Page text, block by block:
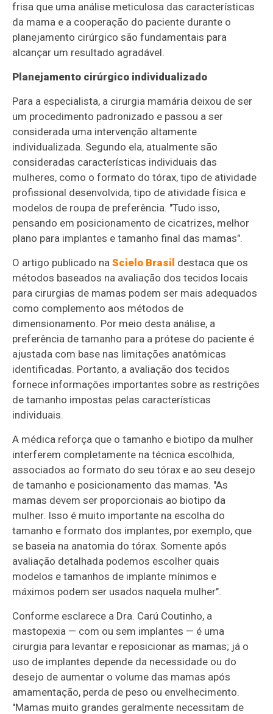
frisa que uma análise meticulosa das características
da mama e a cooperação do paciente durante o
planejamento cirúrgico são fundamentais para
alcançar um resultado agradável.
Planejamento cirúrgico individualizado
Para a especialista, a cirurgia mamária deixou de ser
um procedimento padronizado e passou a ser
considerada uma intervenção altamente
individualizada. Segundo ela, atualmente são
consideradas características individuais das
mulheres, como o formato do tórax, tipo de atividade
profissional desenvolvida, tipo de atividade física e
modelos de roupa de preferência. "Tudo isso,
pensando em posicionamento de cicatrizes, melhor
plano para implantes e tamanho final das mamas".
O artigo publicado naScielo Brasil destaca que os
métodos baseados na avaliação dos tecidos locais
para cirurgias de mamas podem ser mais adequados
como complemento aos métodos de
dimensionamento. Por meio desta análise, a
preferência de tamanho para a prótese do paciente é
ajustada com base nas limitações anatômicas
identificadas. Portanto, a avaliação dos tecidos
fornece informações importantes sobre as restrições
de tamanho impostas pelas características
individuais.
A médica reforça que o tamanho e biotipo da mulher
interferem completamente na técnica escolhida,
associados ao formato do seu tórax e ao seu desejo
de tamanho e posicionamento das mamas. "As
mamas devem ser proporcionais ao biotipo da
mulher. Isso é muito importante na escolha do
tamanho e formato dos implantes, por exemplo, que
se baseia na anatomia do tórax. Somente após
avaliação detalhada podemos escolher quais
modelos e tamanhos de implante mínimos e
máximos podem ser usados naquela mulher".
Conforme esclarece a Dra. Carú Coutinho, a
mastopexia — com ou sem implantes — é uma
cirurgia para levantar e reposicionar as mamas; já o
uso de implantes depende da necessidade ou do
desejo de aumentar o volume das mamas após
amamentação, perda de peso ou envelhecimento.
"Mamas muito grandes geralmente necessitam de